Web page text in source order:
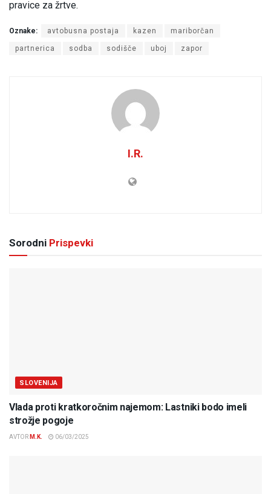
pravice za žrtve.
Oznake: avtobusna postaja kazen mariborčan
partnerica sodba sodišče uboj zapor
I.R.
Sorodni Prispevki
SLOVENIJA
Vlada proti kratkoročnim najemom: Lastniki bodo imeli
strožje pogoje
AVTOR M.K. 06/03/2025